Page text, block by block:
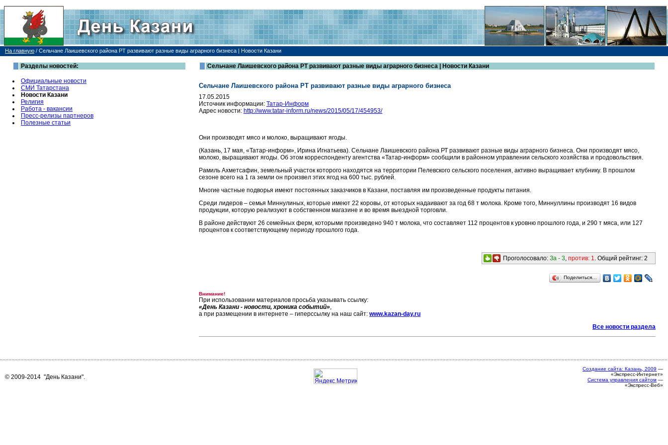
На главную / Сельчане Лаишевского района РТ развивают разные виды аграрного бизнеса | Новости Казани
Разделы новостей:
Официальные новости
СМИ Татарстана
Новости Казани
Религия
Работа - вакансии
Пресс-релизы партнеров
Полезные статьи
Сельчане Лаишевского района РТ развивают разные виды аграрного бизнеса | Новости Казани
Сельчане Лаишевского района РТ развивают разные виды аграрного бизнеса
17.05.2015
Источник информации: Татар-Информ
Адрес новости: http://www.tatar-inform.ru/news/2015/05/17/454953/
Они производят мясо и молоко, выращивают ягоды.
(Казань, 17 мая, «Татар-информ», Ирина Игнатьева). Сельчане Лаишевского района РТ развивают разные виды аграрного бизнеса. Они производят мясо,
молоко, выращивают ягоды. Об этом корреспонденту агентства «Татар-информ» сообщили в районном управлении сельского хозяйства и продовольствия.
Рамиль Ахметсафин, земельный участок которого находятся на территории Пелевского сельского поселения, активно выращивает клубнику. В прошлом
сезоне всего на 1 га земли он произвел этих ягод на 600 тыс. рублей.
Многие частные подворья имеют постоянных заказчиков в Казани, поставляя им произведенные продукты питания.
Среди лидеров – семья Миннулиных, которые имеют 22 коровы, от которых надаивают за год 68 т молока. Кроме того, Миннуллины производят 16 видов
продукции, которую реализуют в собственном магазине и во время выездной торговли.
В районе действуют 26 семейных ферм, которыми произведено 940 т молока, что составляет 112 процентов к уровню прошлого года, и 290 т мяса, или 127
процентов к соответствующему периоду прошлого года.
Проголосовало: За - 3, против: 1. Общий рейтинг: 2
Поделиться…
Внимание!
При использовании материалов просьба указывать ссылку:
«День Казани - новости, хроника событий»,
а при размещении в интернете – гиперссылку на наш сайт: www.kazan-day.ru
Все новости раздела
© 2009-2014 "День Казани".
Создание сайта: Казань, 2009 —
«Экспресс-Интернет»
Система управления сайтом —
«Экспресс-Веб»